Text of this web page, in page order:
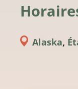
Alaska,